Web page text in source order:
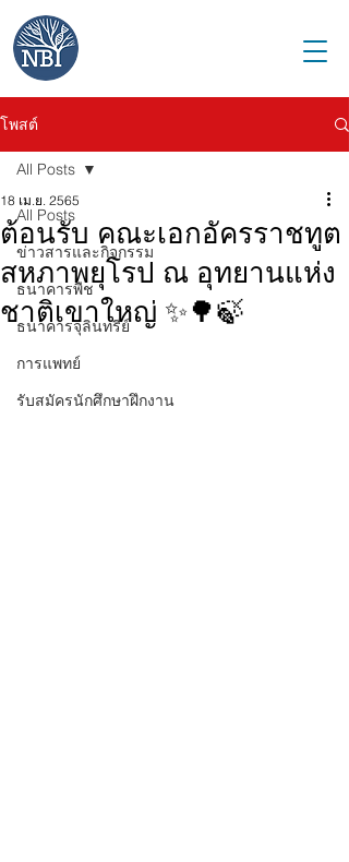
โพสต์
All Posts
ข่าวสารและกิจกรรม
ธนาคารพืช
ธนาคารจุลินทรีย์
การแพทย์
รับสมัครนักศึกษาฝึกงาน
All Posts
ต้อนรับ คณะเอกอัครราชทูต
สหภาพยุโรป ณ อุทยานแห่ง
ชาติเขาใหญ่ ✨🌳🍃
18 เม.ย. 2565